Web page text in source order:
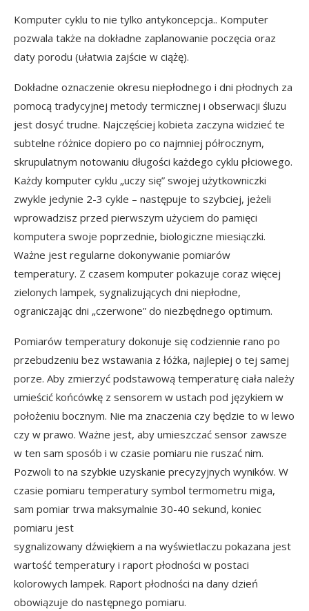
Komputer cyklu to nie tylko antykoncepcja.. Komputer
pozwala także na dokładne zaplanowanie poczęcia oraz
daty porodu (ułatwia zajście w ciążę).
Dokładne oznaczenie okresu niepłodnego i dni płodnych za
pomocą tradycyjnej metody termicznej i obserwacji śluzu
jest dosyć trudne. Najczęściej kobieta zaczyna widzieć te
subtelne różnice dopiero po co najmniej półrocznym,
skrupulatnym notowaniu długości każdego cyklu płciowego.
Każdy komputer cyklu „uczy się” swojej użytkowniczki
zwykle jedynie 2-3 cykle – następuje to szybciej, jeżeli
wprowadzisz przed pierwszym użyciem do pamięci
komputera swoje poprzednie, biologiczne miesiączki.
Ważne jest regularne dokonywanie pomiarów
temperatury. Z czasem komputer pokazuje coraz więcej
zielonych lampek, sygnalizujących dni niepłodne,
ograniczając dni „czerwone” do niezbędnego optimum.
Pomiarów temperatury dokonuje się codziennie rano po
przebudzeniu bez wstawania z łóżka, najlepiej o tej samej
porze. Aby zmierzyć podstawową temperaturę ciała należy
umieścić końcówkę z sensorem w ustach pod językiem w
położeniu bocznym. Nie ma znaczenia czy będzie to w lewo
czy w prawo. Ważne jest, aby umieszczać sensor zawsze
w ten sam sposób i w czasie pomiaru nie ruszać nim.
Pozwoli to na szybkie uzyskanie precyzyjnych wyników. W
czasie pomiaru temperatury symbol termometru miga,
sam pomiar trwa maksymalnie 30-40 sekund, koniec
pomiaru jest
sygnalizowany dźwiękiem a na wyświetlaczu pokazana jest
wartość temperatury i raport płodności w postaci
kolorowych lampek. Raport płodności na dany dzień
obowiązuje do następnego pomiaru.